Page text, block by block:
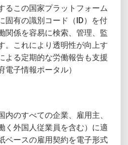
るこの国家プラットフォーム
固有の識別コード（ID）を付
関係を容易に検索、管理、監
。これにより透明性が向上す
よる定期的な労働報告も支援
電子情報ポータル）
内のすべての企業、雇用主、
く外国人従業員を含む）に適
ベースの雇用契約を電子形式